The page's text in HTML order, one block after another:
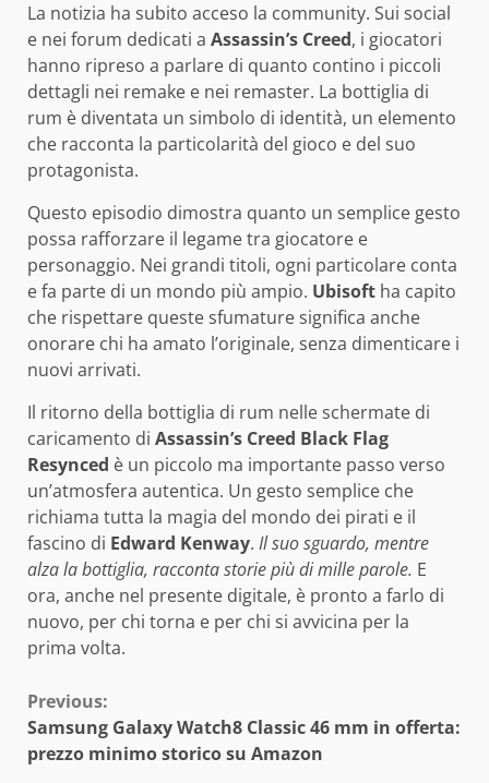
La notizia ha subito acceso la community. Sui social
e nei forum dedicati a Assassin’s Creed, i giocatori
hanno ripreso a parlare di quanto contino i piccoli
dettagli nei remake e nei remaster. La bottiglia di
rum è diventata un simbolo di identità, un elemento
che racconta la particolarità del gioco e del suo
protagonista.
Questo episodio dimostra quanto un semplice gesto
possa rafforzare il legame tra giocatore e
personaggio. Nei grandi titoli, ogni particolare conta
e fa parte di un mondo più ampio. Ubisoft ha capito
che rispettare queste sfumature significa anche
onorare chi ha amato l’originale, senza dimenticare i
nuovi arrivati.
Il ritorno della bottiglia di rum nelle schermate di
caricamento di Assassin’s Creed Black Flag
Resynced è un piccolo ma importante passo verso
un’atmosfera autentica. Un gesto semplice che
richiama tutta la magia del mondo dei pirati e il
fascino di Edward Kenway. Il suo sguardo, mentre
alza la bottiglia, racconta storie più di mille parole. E
ora, anche nel presente digitale, è pronto a farlo di
nuovo, per chi torna e per chi si avvicina per la
prima volta.
Continue
Reading
Previous:
Samsung Galaxy Watch8 Classic 46 mm in offerta:
prezzo minimo storico su Amazon